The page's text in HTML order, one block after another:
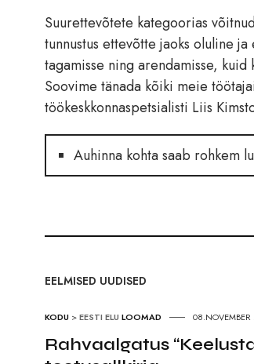
Suurettevõtete kategoorias
tunnustus ettevõtte jaoks oluline
tagamisse ning arendamisse,
Soovime tänada kõiki meie
töökeskkonnaspetsialisti Liis
Auhinna kohta saab rohkem
EELMISED UUDISED
KODU >EESTI ELU LOOMAD
Rahvaalgatus